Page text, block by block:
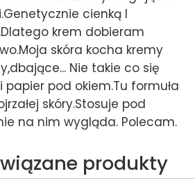
cienką I
krem dobieram
skóra kocha kremy
Nie takie co się
i papier pod okiem.Tu formuła
skóry.Stosuje pod
na nim wygląda. Polecam.
produkty